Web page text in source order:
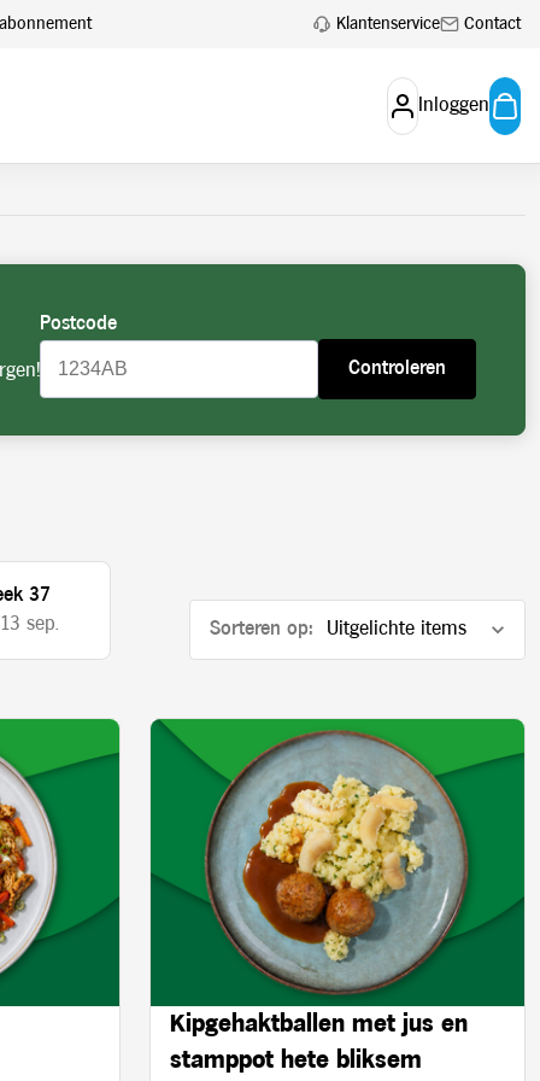
Klantenservice Contact
Inloggen
aan. Account aanvragen
Postcode
Controleren
37
sep.
Sorteren op:
Kipgehaktballen met jus en
stamppot hete bliksem